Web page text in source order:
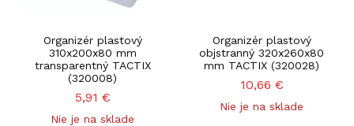
Organizér plastový
310x200x80 mm
transparentný TACTIX
(320008)
5,91 €
Nie je na sklade
Organizér plastový
objstranný 320x260x80
mm TACTIX (320028)
10,66 €
Nie je na sklade